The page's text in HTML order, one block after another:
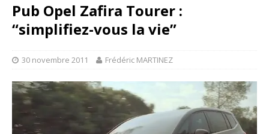
Pub Opel Zafira Tourer :
“simplifiez-vous la vie”
30 novembre 2011 Frédéric MARTINEZ